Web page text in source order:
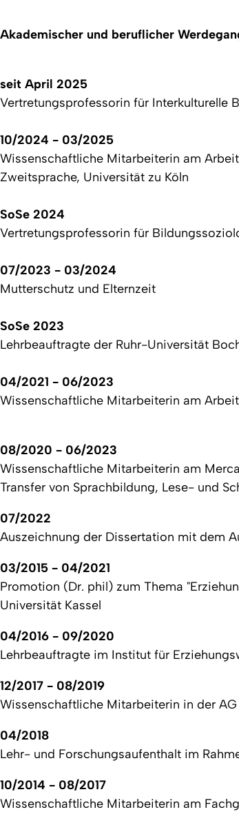
Akademischer und beruflicher
seit April 2025
Vertretungsprofessorin für Interkulturelle
10/2024 - 03/2025
Wissenschaftliche Mitarbeiterin am
Zweitsprache, Universität zu Köln
SoSe 2024
Vertretungsprofessorin für
07/2023 - 03/2024
Mutterschutz und Elternzeit
SoSe 2023
Lehrbeauftragte der Ruhr-Universität
04/2021 - 06/2023
Wissenschaftliche Mitarbeiterin am
08/2020 - 06/2023
Wissenschaftliche Mitarbeiterin am
Transfer von Sprachbildung, Lese- und
07/2022
Auszeichnung der Dissertation mit dem
03/2015 - 04/2021
Promotion (Dr. phil) zum Thema
Universität Kassel
04/2016 - 09/2020
Lehrbeauftragte im Institut für
12/2017 - 08/2019
Wissenschaftliche Mitarbeiterin in der
04/2018
Lehr- und Forschungsaufenthalt im
10/2014 - 08/2017
Wissenschaftliche Mitarbeiterin am